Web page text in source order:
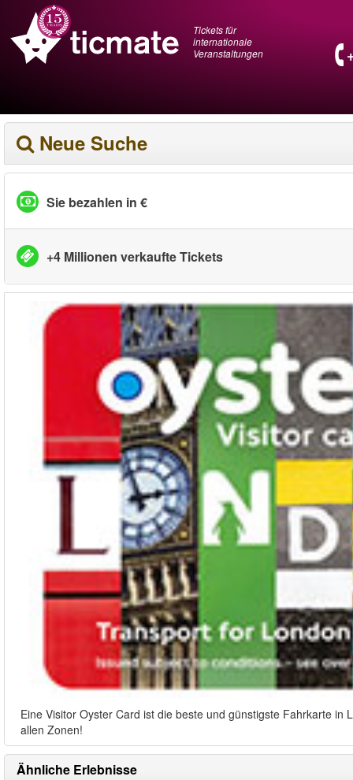
Tickets für
internationale
Veranstaltungen
Neue Suche
Sie bezahlen in €
+4 Millionen verkaufte Tickets
Eine Visitor Oyster Card ist die beste und günstigste Fahrkarte
allen Zonen!
Ähnliche Erlebnisse